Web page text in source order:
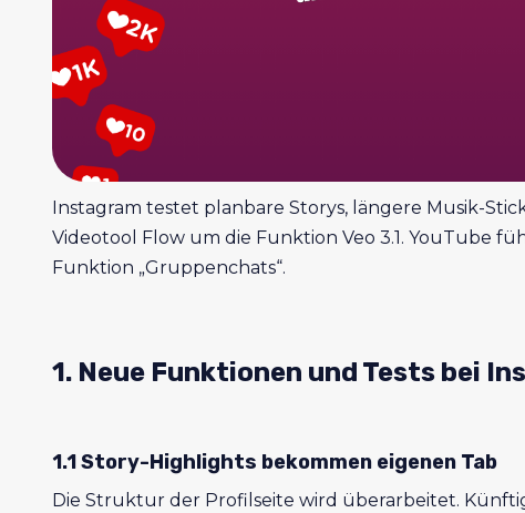
Instagram testet planbare Storys, längere Musik-
Videotool Flow um die Funktion Veo 3.1. YouTube
Funktion „Gruppenchats“.
1. Neue Funktionen und Tests bei
1.1 Story-Highlights bekommen eigenen Tab
Die Struktur der Profilseite wird überarbeitet.